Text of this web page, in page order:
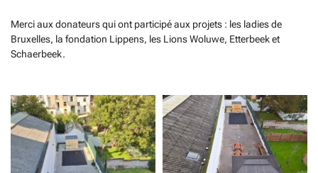
Merci aux donateurs qui ont participé aux projets : les ladies de
Bruxelles, la fondation Lippens, les Lions Woluwe, Etterbeek et
Schaerbeek.